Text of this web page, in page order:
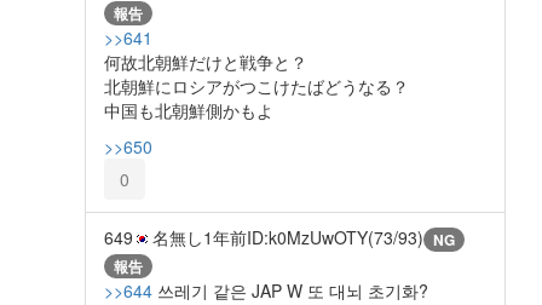
報告
>>641
何故北朝鮮だけと戦争と？
北朝鮮にロシアがつこけたばどうなる？
中国も北朝鮮側かもよ
>>650
0
649 名無し1年前ID:k0MzUwOTY(73/93) NG
報告
>>644 쓰레기 같은 JAP W 또 대뇌 초기화?